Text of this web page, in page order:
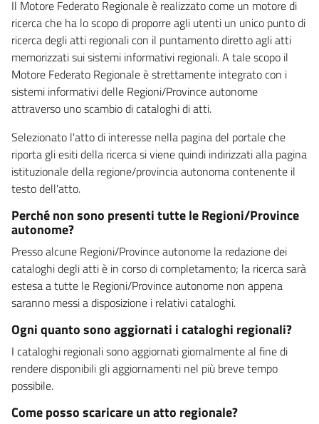
Il Motore Federato Regionale è realizzato come un motore di
ricerca che ha lo scopo di proporre agli utenti un unico punto di
ricerca degli atti regionali con il puntamento diretto agli atti
memorizzati sui sistemi informativi regionali. A tale scopo il
Motore Federato Regionale è strettamente integrato con i
sistemi informativi delle Regioni/Province autonome
attraverso uno scambio di cataloghi di atti.
Selezionato l'atto di interesse nella pagina del portale che
riporta gli esiti della ricerca si viene quindi indirizzati alla pagina
istituzionale della regione/provincia autonoma contenente il
testo dell'atto.
Perché non sono presenti tutte le Regioni/Province
autonome?
Presso alcune Regioni/Province autonome la redazione dei
cataloghi degli atti è in corso di completamento; la ricerca sarà
estesa a tutte le Regioni/Province autonome non appena
saranno messi a disposizione i relativi cataloghi.
Ogni quanto sono aggiornati i cataloghi regionali?
I cataloghi regionali sono aggiornati giornalmente al fine di
rendere disponibili gli aggiornamenti nel più breve tempo
possibile.
Come posso scaricare un atto regionale?